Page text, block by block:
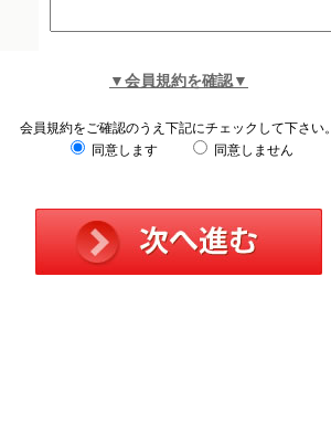
▼会員規約を確認▼
会員規約をご確認のうえ下記にチェックして下さい。
同意します
同意しません